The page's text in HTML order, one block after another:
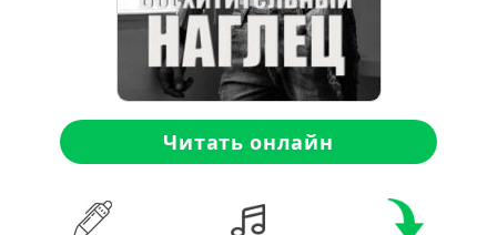
Читать онлайн